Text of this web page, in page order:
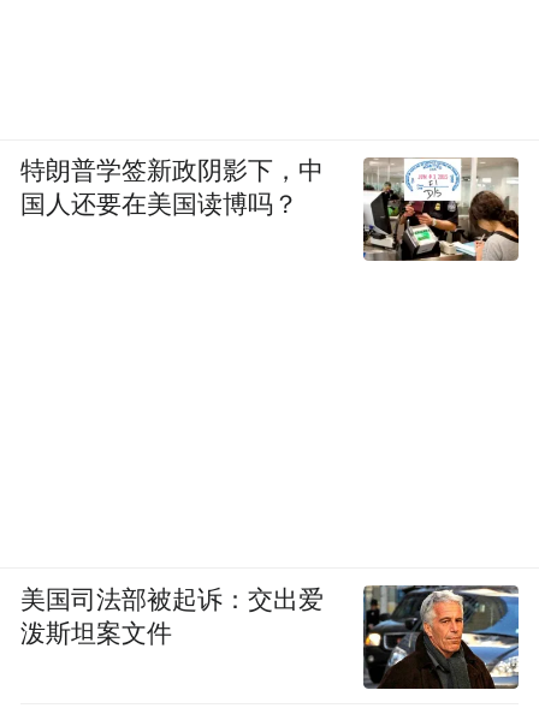
特朗普学签新政阴影下，中
国人还要在美国读博吗？
美国司法部被起诉：交出爱
泼斯坦案文件